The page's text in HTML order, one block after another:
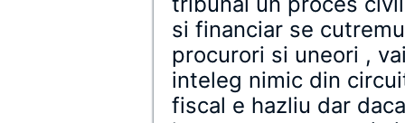
si financiar se
procurori si uneori ,
inteleg nimic din
fiscal e hazliu dar